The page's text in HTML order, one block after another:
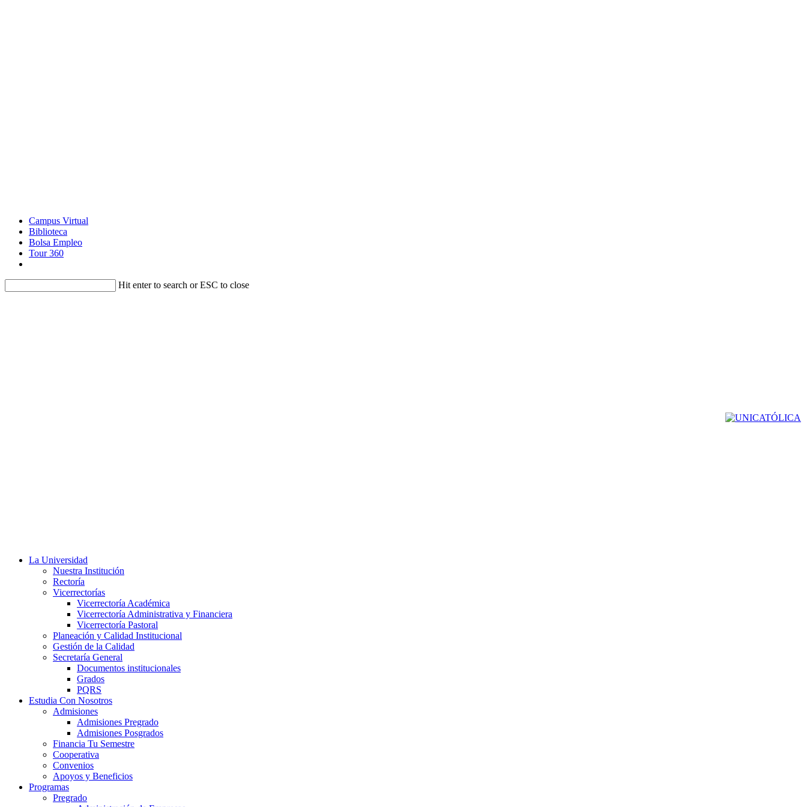
Campus Virtual
Biblioteca
Bolsa Empleo
Tour 360
Hit enter to search or ESC to close
La Universidad
Nuestra Institución
Rectoría
Vicerrectorías
Vicerrectoría Académica
Vicerrectoría Administrativa y Financiera
Vicerrectoría Pastoral
Planeación y Calidad Institucional
Gestión de la Calidad
Secretaría General
Documentos institucionales
Grados
PQRS
Estudia Con Nosotros
Admisiones
Admisiones Pregrado
Admisiones Posgrados
Financia Tu Semestre
Cooperativa
Convenios
Apoyos y Beneficios
Programas
Pregrado